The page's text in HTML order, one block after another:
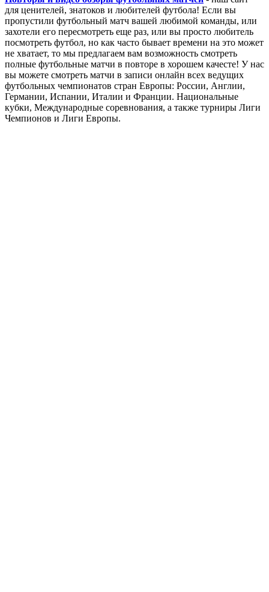
Реклама на сайте
Авторское право
Карта сайта
Контакты
Повторы и видео обзоры футбольных матчей- наш сайт
для ценителей, знатоков и любителей футбола! Если вы
пропустили футбольный матч вашей любимой команды, или
захотели его пересмотреть еще раз, или вы просто любитель
посмотреть футбол, но как часто бывает времени на это может
не хватает, то мы предлагаем вам возможность смотреть
полные футбольные матчи в повторе в хорошем качесте! У нас